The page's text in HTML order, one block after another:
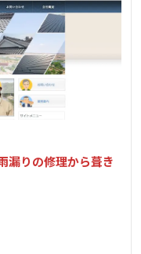
漏りの修理から葺き